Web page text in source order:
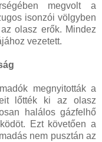
megvolt a
isonzói völgyben
olasz erők. Mindez
vezetett.
megnyitották a
lőtték ki az olasz
halálos gázfelhő
Ezt követően a
nem pusztán az